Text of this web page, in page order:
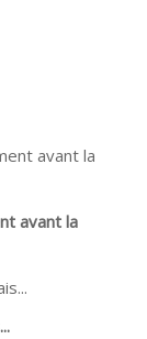
avant la